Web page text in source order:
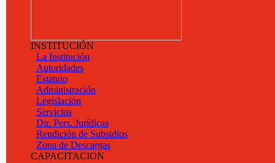
INSTITUCIÓN
La Institución
Autoridades
Estatuto
Administración
Legislación
Servicios
Dir. Pers. Jurídicas
Rendición de Subsidios
Zona de Descargas
CAPACITACION